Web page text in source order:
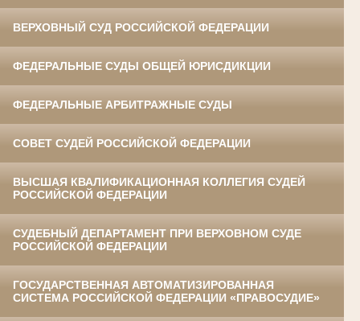
ВЕРХОВНЫЙ СУД РОССИЙСКОЙ ФЕДЕРАЦИИ
ФЕДЕРАЛЬНЫЕ СУДЫ ОБЩЕЙ ЮРИСДИКЦИИ
ФЕДЕРАЛЬНЫЕ АРБИТРАЖНЫЕ СУДЫ
СОВЕТ СУДЕЙ РОССИЙСКОЙ ФЕДЕРАЦИИ
ВЫСШАЯ КВАЛИФИКАЦИОННАЯ КОЛЛЕГИЯ СУДЕЙ
РОССИЙСКОЙ ФЕДЕРАЦИИ
СУДЕБНЫЙ ДЕПАРТАМЕНТ ПРИ ВЕРХОВНОМ СУДЕ
РОССИЙСКОЙ ФЕДЕРАЦИИ
ГОСУДАРСТВЕННАЯ АВТОМАТИЗИРОВАННАЯ
СИСТЕМА РОССИЙСКОЙ ФЕДЕРАЦИИ «ПРАВОСУДИЕ»